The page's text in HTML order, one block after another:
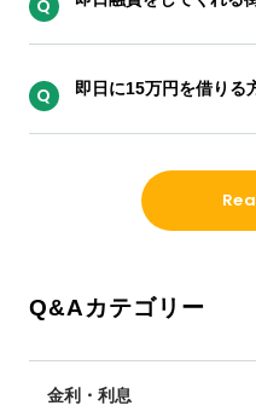
即日に15万円を借りる
Q&Aカテゴリー
金利・利息